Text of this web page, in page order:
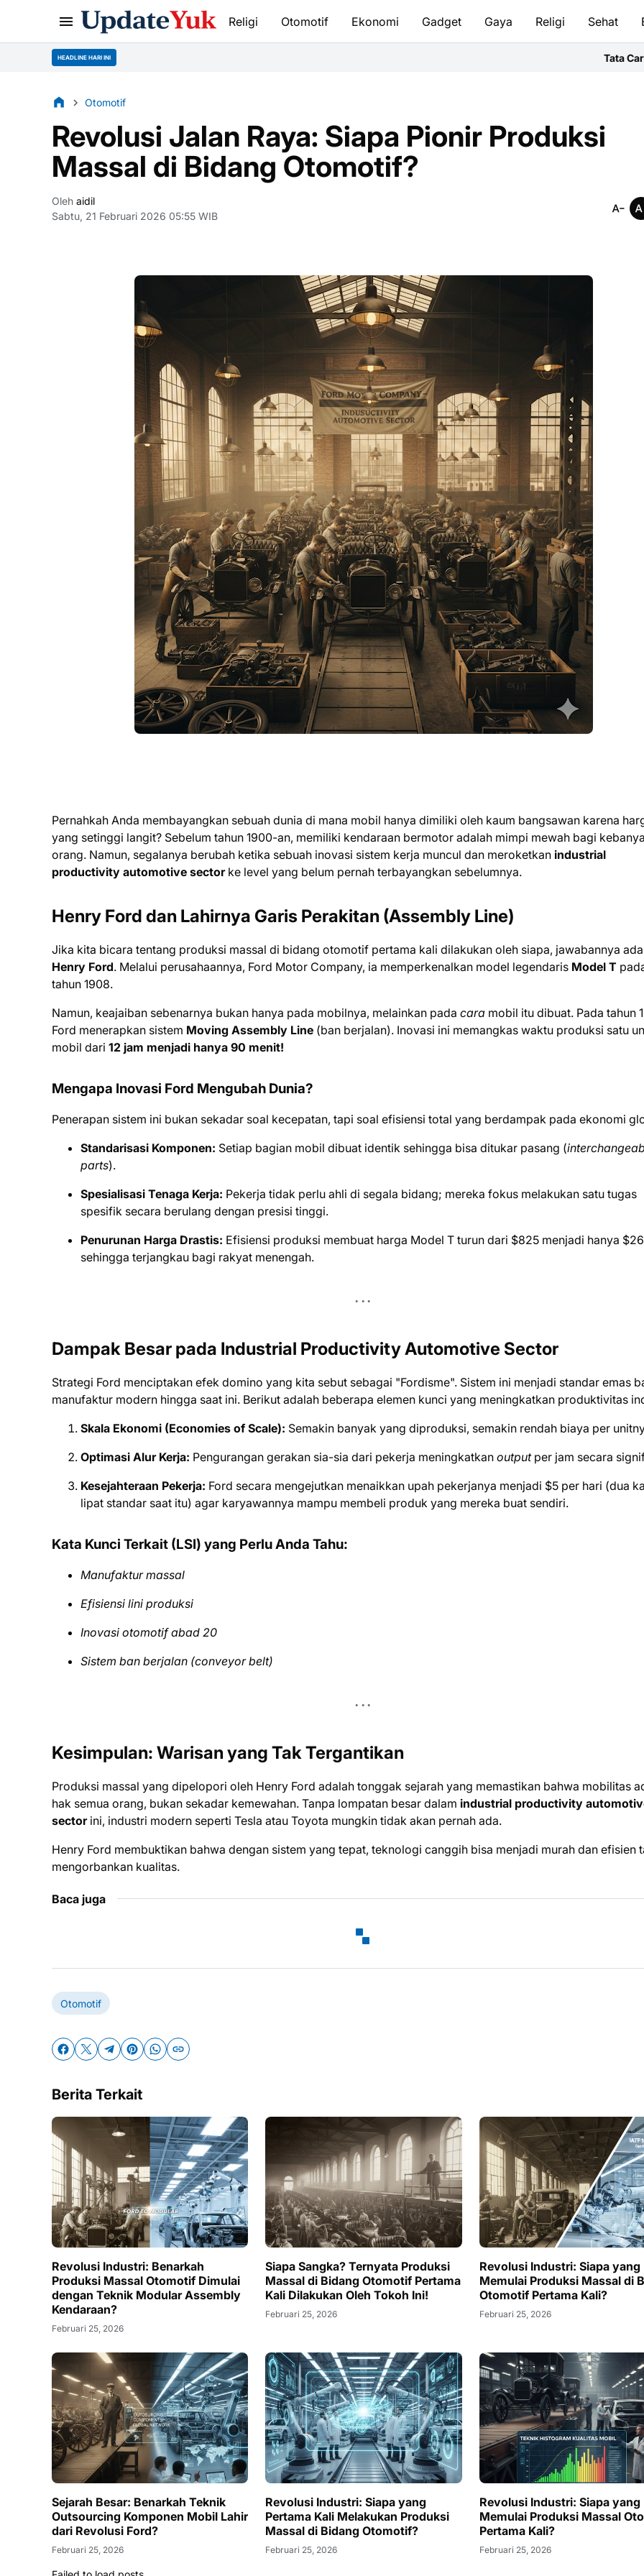
Religi Otomotif Ekonomi Gadget Gaya Religi Sehat
HEADLINE HARI INI Tata Cara Bersuci &
Otomotif
Revolusi Jalan Raya: Siapa Pionir Produksi
Massal di Bidang Otomotif?
Oleh aidil
Sabtu, 21 Februari 2026 05:55 WIB
Pernahkah Anda membayangkan sebuah dunia di mana mobil hanya dimiliki oleh kaum bangsawan karena
yang setinggi langit? Sebelum tahun 1900-an, memiliki kendaraan bermotor adalah mimpi mewah bagi
orang. Namun, segalanya berubah ketika sebuah inovasi sistem kerja muncul dan meroketkan industrial
productivity automotive sectorke level yang belum pernah terbayangkan sebelumnya.
Henry Ford dan Lahirnya Garis Perakitan (Assembly Line)
Jika kita bicara tentang produksi massal di bidang otomotif pertama kali dilakukan oleh siapa, jawabannya
Henry Ford. Melalui perusahaannya, Ford Motor Company, ia memperkenalkan model legendaris Model T
tahun 1908.
Namun, keajaiban sebenarnya bukan hanya pada mobilnya, melainkan pada cara mobil itu dibuat. Pada tahun
Ford menerapkan sistem Moving Assembly Line (ban berjalan). Inovasi ini memangkas waktu produksi satu
mobil dari 12 jam menjadi hanya 90 menit!
Mengapa Inovasi Ford Mengubah Dunia?
Penerapan sistem ini bukan sekadar soal kecepatan, tapi soal efisiensi total yang berdampak pada ekonomi
Standarisasi Komponen: Setiap bagian mobil dibuat identik sehingga bisa ditukar pasang (
parts).
Spesialisasi Tenaga Kerja: Pekerja tidak perlu ahli di segala bidang; mereka fokus melakukan satu tugas
spesifik secara berulang dengan presisi tinggi.
Penurunan Harga Drastis: Efisiensi produksi membuat harga Model T turun dari $825 menjadi hanya
sehingga terjangkau bagi rakyat menengah.
Dampak Besar pada Industrial Productivity Automotive Sector
Strategi Ford menciptakan efek domino yang kita sebut sebagai "Fordisme". Sistem ini menjadi standar emas
manufaktur modern hingga saat ini. Berikut adalah beberapa elemen kunci yang meningkatkan produktivitas
Skala Ekonomi (Economies of Scale): Semakin banyak yang diproduksi, semakin rendah biaya per
Optimasi Alur Kerja: Pengurangan gerakan sia-sia dari pekerja meningkatkan outputper jam secara
Kesejahteraan Pekerja: Ford secara mengejutkan menaikkan upah pekerjanya menjadi $5 per hari (dua
lipat standar saat itu) agar karyawannya mampu membeli produk yang mereka buat sendiri.
Kata Kunci Terkait (LSI) yang Perlu Anda Tahu:
Manufaktur massal
Efisiensi lini produksi
Inovasi otomotif abad 20
Sistem ban berjalan (conveyor belt)
Kesimpulan: Warisan yang Tak Tergantikan
Produksi massal yang dipelopori oleh Henry Ford adalah tonggak sejarah yang memastikan bahwa mobilitas
hak semua orang, bukan sekadar kemewahan. Tanpa lompatan besar dalam industrial productivity
sectorini, industri modern seperti Tesla atau Toyota mungkin tidak akan pernah ada.
Henry Ford membuktikan bahwa dengan sistem yang tepat, teknologi canggih bisa menjadi murah dan efisien
mengorbankan kualitas.
Baca juga
Otomotif
Berita Terkait
Revolusi Industri: Benarkah
Produksi Massal Otomotif Dimulai
dengan Teknik Modular Assembly
Kendaraan?
Februari 25, 2026
Siapa Sangka? Ternyata Produksi
Massal di Bidang Otomotif Pertama
Kali Dilakukan Oleh Tokoh Ini!
Februari 25, 2026
Revolusi Industri: Siapa yang
Memulai Produksi Massal di
Otomotif Pertama Kali?
Februari 25, 2026
Sejarah Besar: Benarkah Teknik
Outsourcing Komponen Mobil Lahir
dari Revolusi Ford?
Februari 25, 2026
Revolusi Industri: Siapa yang
Pertama Kali Melakukan Produksi
Massal di Bidang Otomotif?
Februari 25, 2026
Revolusi Industri: Siapa yang
Memulai Produksi Massal
Pertama Kali?
Februari 25, 2026